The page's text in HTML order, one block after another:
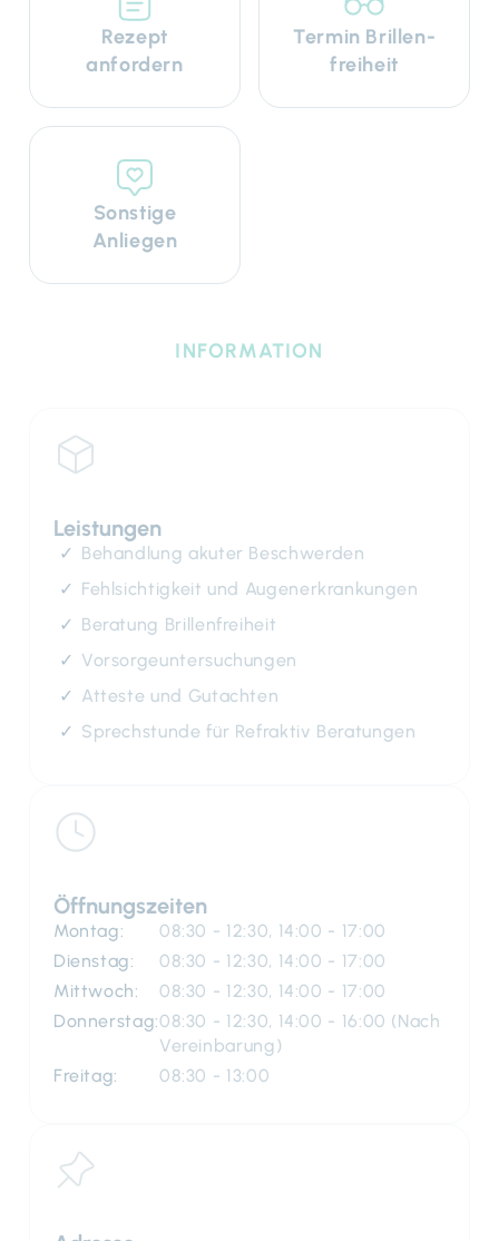
Rezept
anfordern
Termin Brillen­
freiheit
Sonstige
Anliegen
INFORMATION
Leistungen
Behandlung akuter Beschwerden
Fehlsichtigkeit und Augenerkrankungen
Beratung Brillenfreiheit
Vorsorgeuntersuchungen
Atteste und Gutachten
Sprechstunde für Refraktiv Beratungen
Öffnungszeiten
Montag:
08:30 - 12:30, 14:00 - 17:00
Dienstag:
08:30 - 12:30, 14:00 - 17:00
Mittwoch:
08:30 - 12:30, 14:00 - 17:00
Donnerstag:08:30 - 12:30, 14:00 - 16:00 (Nach
Vereinbarung)
Freitag:
08:30 - 13:00